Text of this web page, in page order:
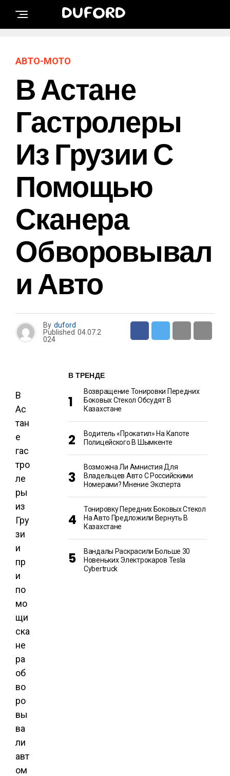
DUFORD
АВТО-МОТО
В Астане
Гастролеры
Из Грузии С
Помощью
Сканера
Обворовывал
И Авто
By duford
Published 04.07.2
024
В
Ас
тан
е
гас
тро
ле
ры
из
Гру
зи
и
пр
и
по
мо
щи
ска
не
ра
об
во
ро
вы
ва
ли
авт
ом
В ТРЕНДЕ
Возвращение Тонировки Передних
Боковых Стекол Обсудят В
Казахстане
Водитель «прокатил» На Капоте
Полицейского В Шымкенте
Возможна Ли Амнистия Для
Владельцев Авто С Российскими
Номерами? Мнение Эксперта
Тонировку Передних Боковых Стекол
На Авто Предложили Вернуть В
Казахстане
Вандалы Раскрасили Больше 30
Новеньких Электрокаров Tesla
Cybertruck